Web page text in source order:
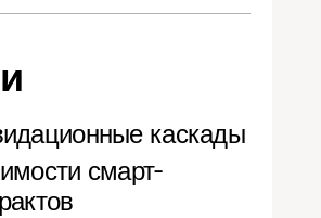
каскады
смарт-